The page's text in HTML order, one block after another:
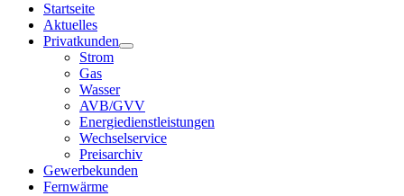
Startseite
Aktuelles
Privatkunden
Strom
Gas
Wasser
AVB/GVV
Energiedienstleistungen
Wechselservice
Preisarchiv
Gewerbekunden
Fernwärme